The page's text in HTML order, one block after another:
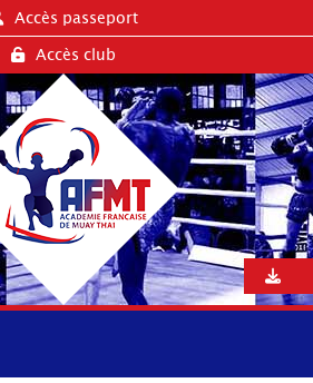
Accès passeport
Accès club